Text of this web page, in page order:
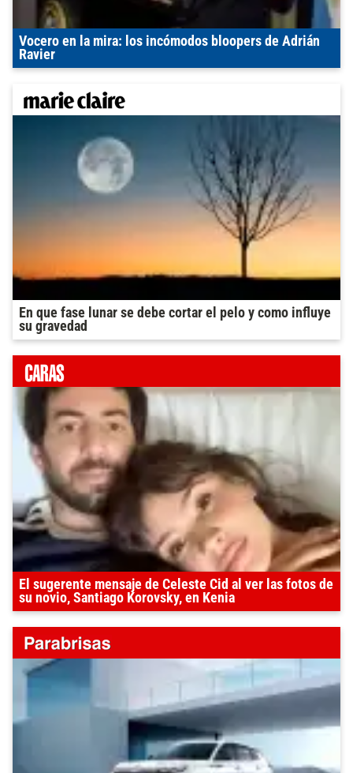
Vocero en la mira: los incómodos bloopers de Adrián
Ravier
En que fase lunar se debe cortar el pelo y como influye
su gravedad
El sugerente mensaje de Celeste Cid al ver las fotos de
su novio, Santiago Korovsky, en Kenia